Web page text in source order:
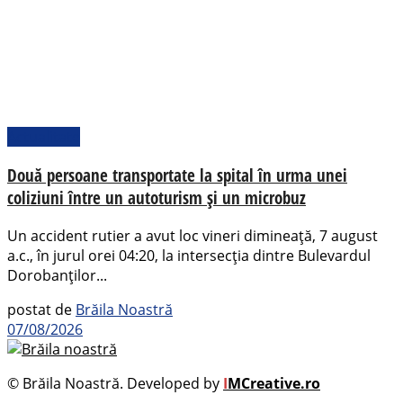
Două persoane transportate la spital în urma unei
coliziuni între un autoturism și un microbuz
Un accident rutier a avut loc vineri dimineață, 7 august
a.c., în jurul orei 04:20, la intersecția dintre Bulevardul
Dorobanților...
postat de Brăila Noastră
07/08/2026
© Brăila Noastră. Developed by IMCreative.ro